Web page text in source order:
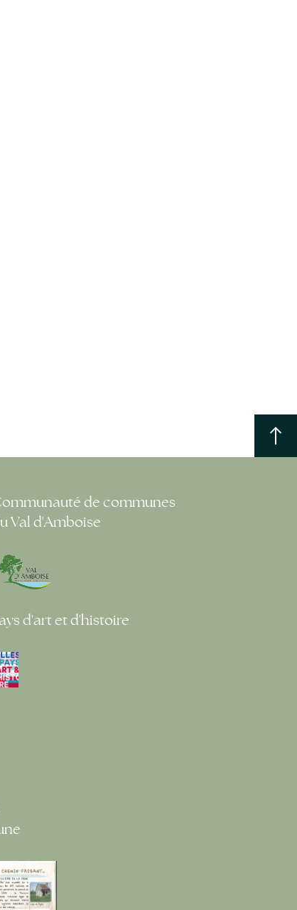
de communes
Val d'Amboise
d'art et d'histoire